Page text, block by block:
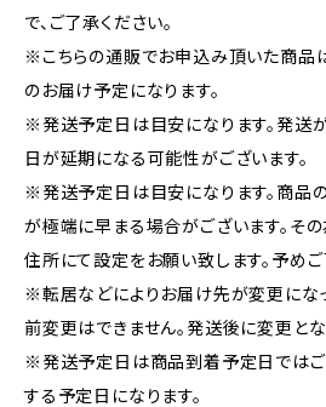
で、ご了承ください。
※こちらの通販でお申込み頂いた商品
のお届け予定になります。
※発送予定日は目安になります。発送
日が延期になる可能性がございます。
※発送予定日は目安になります。商品
が極端に早まる場合がございます。そ
住所にて設定をお願い致します。予めご
※転居などによりお届け先が変更にな
前変更はできません。発送後に変更とな
※発送予定日は商品到着予定日ではご
する予定日になります。